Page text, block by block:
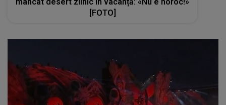
kanald2.ro
VIDEOCluj-Napoca se pregătește pentru cea
mai spectaculoasă ediție UNTOLD: sute de